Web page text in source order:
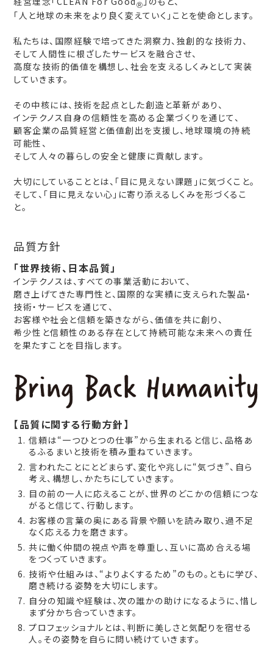
Ⓡ
「人と地球の未来をより良く変えていく」ことを使命とします。
私たちは、国際経験で培ってきた洞察力、独創的な技術力、
そして人間性に根ざしたサービスを融合させ、
高度な技術的価値を構想し、社会を支えるしくみとして実装
していきます。
その中核には、技術を起点とした創造と革新があり、
インテクノス自身の信頼性を高める企業づくりを通じて、
顧客企業の品質経営と価値創出を支援し、地球環境の持続
可能性、
そして人々の暮らしの安全と健康に貢献します。
大切にしていることとは、「目に見えない課題」に気づくこと。
そして、「目に見えない心」に寄り添えるしくみを形づくるこ
と。
品質方針
「世界技術、日本品質」
インテクノスは、すべての事業活動において、
磨き上げてきた専門性と、国際的な実績に支えられた製品・
技術・サービスを通じて、
お客様や社会と信頼を築きながら、価値を共に創り、
希少性と信頼性のある存在として持続可能な未来への責任
を果たすことを目指します。
【品質に関する行動方針】
信頼は“一つひとつの仕事”から生まれると信じ、品格あ
るふるまいと技術を積み重ねていきます。
言われたことにとどまらず、変化や兆しに“気づき”、自ら
考え、構想し、かたちにしていきます。
目の前の一人に応えることが、世界のどこかの信頼につな
がると信じて、行動します。
お客様の言葉の奥にある背景や願いを読み取り、過不足
なく応える力を磨きます。
共に働く仲間の視点や声を尊重し、互いに高め合える場
をつくっていきます。
技術や仕組みは、“よりよくするため”のもの。ともに学び、
磨き続ける姿勢を大切にします。
自分の知識や経験は、次の誰かの助けになるように、惜し
まず分かち合っていきます。
プロフェッショナルとは、判断に美しさと気配りを宿せる
人。その姿勢を自らに問い続けていきます。